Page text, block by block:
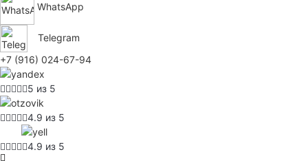
WhatsApp
Telegram
+7 (916) 024-67-94
5 из 5
4.9 из 5
4.9 из 5